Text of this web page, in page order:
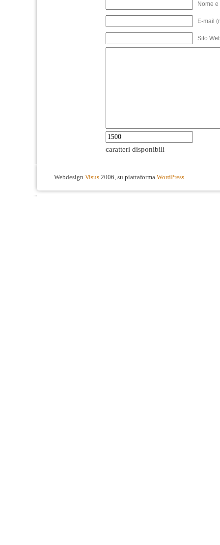
Nome
E-mail
Sito
caratteri disponibili
Webdesign Visus 2006, su piattaforma WordPress